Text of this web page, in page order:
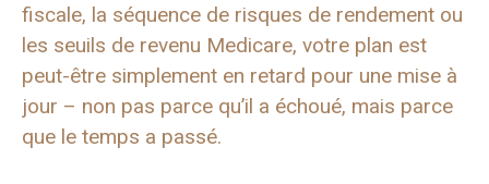
fiscale, la séquence de risques de rendement ou
les seuils de revenu Medicare, votre plan est
peut-être simplement en retard pour une mise à
jour – non pas parce qu’il a échoué, mais parce
que le temps a passé.